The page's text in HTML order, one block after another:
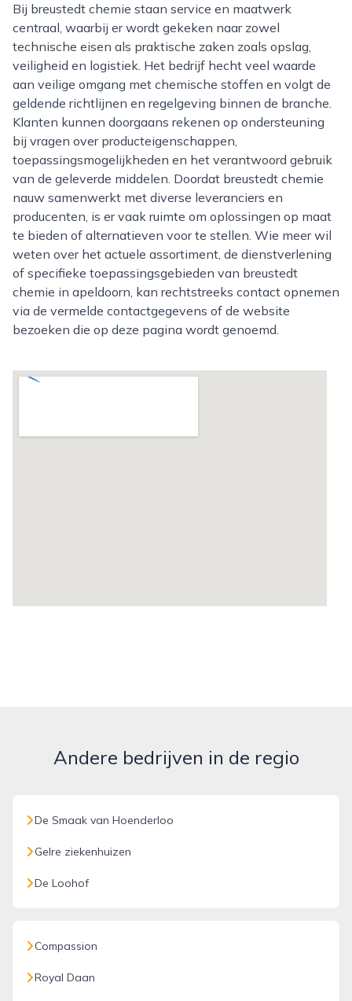
Bij breustedt chemie staan service en maatwerk
centraal, waarbij er wordt gekeken naar zowel
technische eisen als praktische zaken zoals opslag,
veiligheid en logistiek. Het bedrijf hecht veel waarde
aan veilige omgang met chemische stoffen en volgt de
geldende richtlijnen en regelgeving binnen de branche.
Klanten kunnen doorgaans rekenen op ondersteuning
bij vragen over producteigenschappen,
toepassingsmogelijkheden en het verantwoord gebruik
van de geleverde middelen. Doordat breustedt chemie
nauw samenwerkt met diverse leveranciers en
producenten, is er vaak ruimte om oplossingen op maat
te bieden of alternatieven voor te stellen. Wie meer wil
weten over het actuele assortiment, de dienstverlening
of specifieke toepassingsgebieden van breustedt
chemie in apeldoorn, kan rechtstreeks contact opnemen
via de vermelde contactgegevens of de website
bezoeken die op deze pagina wordt genoemd.
Andere bedrijven in de regio
De Smaak van Hoenderloo
Gelre ziekenhuizen
De Loohof
Compassion
Royal Daan